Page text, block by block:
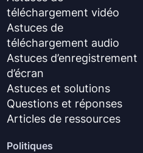
téléchargement vidéo
Astuces de
téléchargement audio
Astuces d’enregistrement
d’écran
Astuces et solutions
Questions et réponses
Articles de ressources
Politiques